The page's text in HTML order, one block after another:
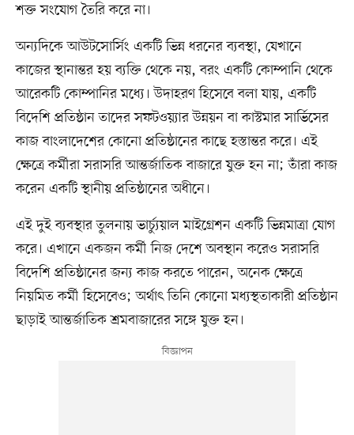
শক্ত সংযোগ তৈরি করে না।
অন্যদিকে আউটসোর্সিং একটি ভিন্ন ধরনের ব্যবস্থা, যেখানে
কাজের স্থানান্তর হয় ব্যক্তি থেকে নয়, বরং একটি কোম্পানি থেকে
আরেকটি কোম্পানির মধ্যে। উদাহরণ হিসেবে বলা যায়, একটি
বিদেশি প্রতিষ্ঠান তাদের সফটওয়্যার উন্নয়ন বা কাস্টমার সার্ভিসের
কাজ বাংলাদেশের কোনো প্রতিষ্ঠানের কাছে হস্তান্তর করে। এই
ক্ষেত্রে কর্মীরা সরাসরি আন্তর্জাতিক বাজারে যুক্ত হন না; তাঁরা কাজ
করেন একটি স্থানীয় প্রতিষ্ঠানের অধীনে।
এই দুই ব্যবস্থার তুলনায় ভার্চ্যুয়াল মাইগ্রেশন একটি ভিন্নমাত্রা যোগ
করে। এখানে একজন কর্মী নিজ দেশে অবস্থান করেও সরাসরি
বিদেশি প্রতিষ্ঠানের জন্য কাজ করতে পারেন, অনেক ক্ষেত্রে
নিয়মিত কর্মী হিসেবেও; অর্থাৎ তিনি কোনো মধ্যস্থতাকারী প্রতিষ্ঠান
ছাড়াই আন্তর্জাতিক শ্রমবাজারের সঙ্গে যুক্ত হন।